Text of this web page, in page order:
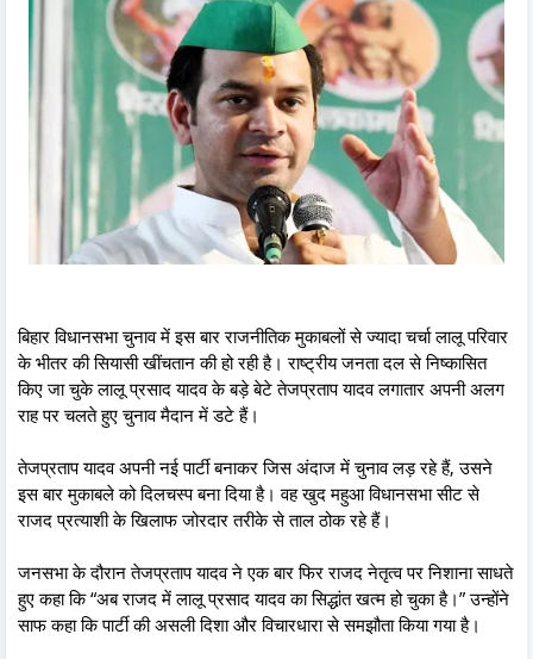
बिहार विधानसभा चुनाव में इस बार राजनीतिक मुकाबलों से ज्यादा चर्चा लालू परिवार
के भीतर की सियासी खींचतान की हो रही है। राष्ट्रीय जनता दल से निष्कासित
किए जा चुके लालू प्रसाद यादव के बड़े बेटे तेजप्रताप यादव लगातार अपनी अलग
राह पर चलते हुए चुनाव मैदान में डटे हैं।
तेजप्रताप यादव अपनी नई पार्टी बनाकर जिस अंदाज में चुनाव लड़ रहे हैं, उसने
इस बार मुकाबले को दिलचस्प बना दिया है। वह खुद महुआ विधानसभा सीट से
राजद प्रत्याशी के खिलाफ जोरदार तरीके से ताल ठोक रहे हैं।
जनसभा के दौरान तेजप्रताप यादव ने एक बार फिर राजद नेतृत्व पर निशाना साधते
हुए कहा कि “अब राजद में लालू प्रसाद यादव का सिद्धांत खत्म हो चुका है।” उन्होंने
साफ कहा कि पार्टी की असली दिशा और विचारधारा से समझौता किया गया है।